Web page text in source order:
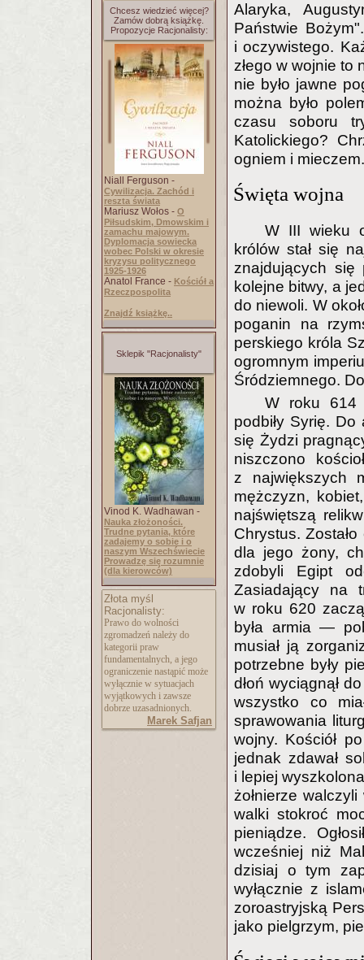
Chcesz wiedzieć więcej?
Zamów dobrą książkę.
Propozycje Racjonalisty:
Niall Ferguson -
Cywilizacja. Zachód i
reszta świata
Mariusz Wołos - O
Piłsudskim, Dmowskim i
zamachu majowym.
Dyplomacja sowiecka
wobec Polski w okresie
kryzysu politycznego
1925-1926
Anatol France - Kościół a
Rzeczpospolita
Znajdź książkę..
Sklepik "Racjonalisty"
Vinod K. Wadhawan -
Nauka złożoności.
Trudne pytania, które
zadajemy o sobie i o
naszym Wszechświecie
Prowadzę się rozumnie
(dla kierowców)
Złota myśl
Racjonalisty:
Prawo do wolności
zgromadzeń należy do
kategorii praw
fundamentalnych, a jego
ograniczenie nastąpić może
wyłącznie w sytuacjach
wyjątkowych i zawsze
dobrze uzasadnionych.
Marek Safjan
Alaryka,
Państwie
i oczywistego.
złego w wojnie to
nie było jawne
można było
czasu soboru
Katolickiego?
ogniem i mieczem.
Święta wojna
W III wieku
królów stał się
znajdujących się
kolejne bitwy, a
do niewoli. W
poganin na
perskiego króla
ogromnym
Śródziemnego.
W roku 614
podbiły Syrię.
się Żydzi
niszczono
z największych
mężczyzn,
najświętszą
Chrystus.
dla jego żony,
zdobyli Egipt
Zasiadający na
w roku 620
była armia —
musiał ją
potrzebne były
dłoń wyciągnął
wszystko co
sprawowania
wojny. Kościół
jednak zdawał
i lepiej
żołnierze
walki stokroć
pieniądze.
wcześniej niż
dzisiaj o tym
wyłącznie z
zoroastryjską
jako pielgrzym,